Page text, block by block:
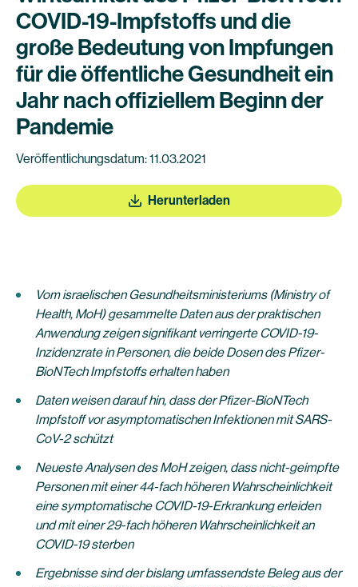
COVID-19-Impfstoffs und die
große Bedeutung von Impfungen
für die öffentliche Gesundheit ein
Jahr nach offiziellem Beginn der
Pandemie
Veröffentlichungsdatum: 11.03.2021
Herunterladen
Vom israelischen Gesundheitsministeriums (Ministry of
Health, MoH) gesammelte Daten aus der praktischen
Anwendung zeigen signifikant verringerte COVID-19-
Inzidenzrate in Personen, die beide Dosen des Pfizer-
BioNTech Impfstoffs erhalten haben
Daten weisen darauf hin, dass der Pfizer-BioNTech
Impfstoff vor asymptomatischen Infektionen mit SARS-
CoV-2 schützt
Neueste Analysen des MoH zeigen, dass nicht-geimpfte
Personen mit einer 44-fach höheren Wahrscheinlichkeit
eine symptomatische COVID-19-Erkrankung erleiden
und mit einer 29-fach höheren Wahrscheinlichkeit an
COVID-19 sterben
Ergebnisse sind der bislang umfassendste Beleg aus der